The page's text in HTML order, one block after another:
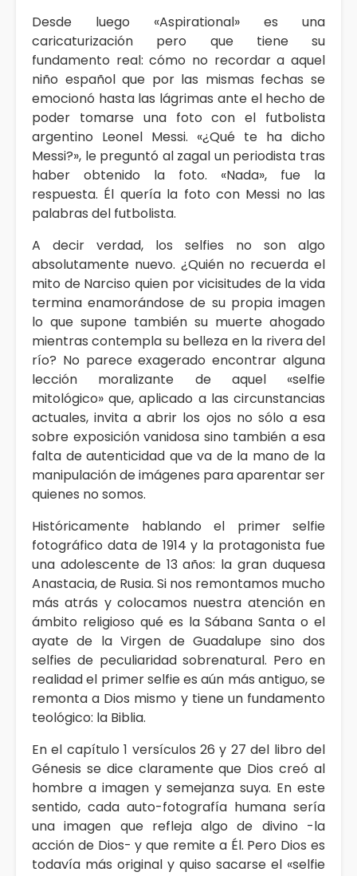
Desde luego «Aspirational» es una
caricaturización pero que tiene su
fundamento real: cómo no recordar a aquel
niño español que por las mismas fechas se
emocionó hasta las lágrimas ante el hecho de
poder tomarse una foto con el futbolista
argentino Leonel Messi. «¿Qué te ha dicho
Messi?», le preguntó al zagal un periodista tras
haber obtenido la foto. «Nada», fue la
respuesta. Él quería la foto con Messi no las
palabras del futbolista.
A decir verdad, los selfies no son algo
absolutamente nuevo. ¿Quién no recuerda el
mito de Narciso quien por vicisitudes de la vida
termina enamorándose de su propia imagen
lo que supone también su muerte ahogado
mientras contempla su belleza en la rivera del
río? No parece exagerado encontrar alguna
lección moralizante de aquel «selfie
mitológico» que, aplicado a las circunstancias
actuales, invita a abrir los ojos no sólo a esa
sobre exposición vanidosa sino también a esa
falta de autenticidad que va de la mano de la
manipulación de imágenes para aparentar ser
quienes no somos.
Históricamente hablando el primer selfie
fotográfico data de 1914 y la protagonista fue
una adolescente de 13 años: la gran duquesa
Anastacia, de Rusia. Si nos remontamos mucho
más atrás y colocamos nuestra atención en
ámbito religioso qué es la Sábana Santa o el
ayate de la Virgen de Guadalupe sino dos
selfies de peculiaridad sobrenatural. Pero en
realidad el primer selfie es aún más antiguo, se
remonta a Dios mismo y tiene un fundamento
teológico: la Biblia.
En el capítulo 1 versículos 26 y 27 del libro del
Génesis se dice claramente que Dios creó al
hombre a imagen y semejanza suya. En este
sentido, cada auto-fotografía humana sería
una imagen que refleja algo de divino -la
acción de Dios- y que remite a Él. Pero Dios es
todavía más original y quiso sacarse el «selfie